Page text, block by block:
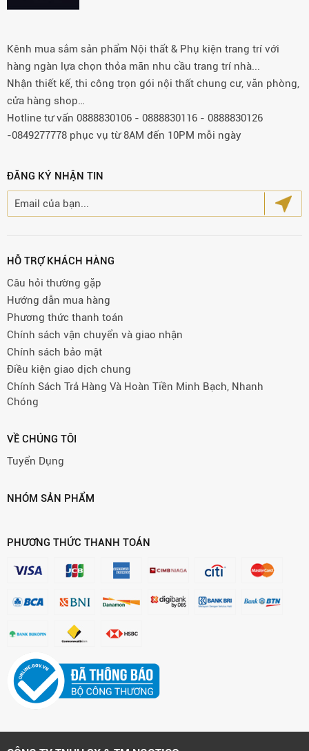
Kênh mua sắm sản phẩm Nội thất & Phụ kiện trang trí với
hàng ngàn lựa chọn thỏa mãn nhu cầu trang trí nhà...
Nhận thiết kế, thi công trọn gói nội thất chung cư, văn phòng,
cửa hàng shop…
Hotline tư vấn 0888830106 - 0888830116 - 0888830126
-0849277778 phục vụ từ 8AM đến 10PM mỗi ngày
ĐĂNG KÝ NHẬN TIN
HỖ TRỢ KHÁCH HÀNG
Câu hỏi thường gặp
Hướng dẫn mua hàng
Phương thức thanh toán
Chính sách vận chuyển và giao nhận
Chính sách bảo mật
Điều kiện giao dịch chung
Chính Sách Trả Hàng Và Hoàn Tiền Minh Bạch, Nhanh
Chóng
VỀ CHÚNG TÔI
Tuyển Dụng
NHÓM SẢN PHẨM
PHƯƠNG THỨC THANH TOÁN